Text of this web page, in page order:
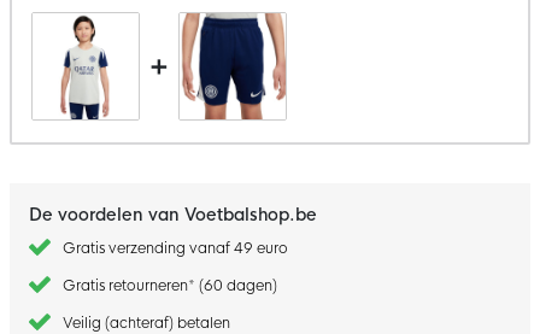
+
De voordelen van Voetbalshop.be
Gratis verzending vanaf 49 euro
Gratis retourneren* (60 dagen)
Veilig (achteraf) betalen